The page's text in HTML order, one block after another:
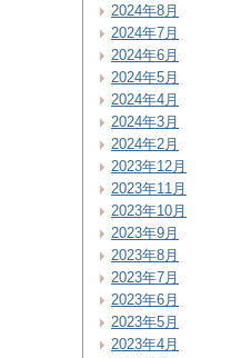
2024年8月
2024年7月
2024年6月
2024年5月
2024年4月
2024年3月
2024年2月
2023年12月
2023年11月
2023年10月
2023年9月
2023年8月
2023年7月
2023年6月
2023年5月
2023年4月